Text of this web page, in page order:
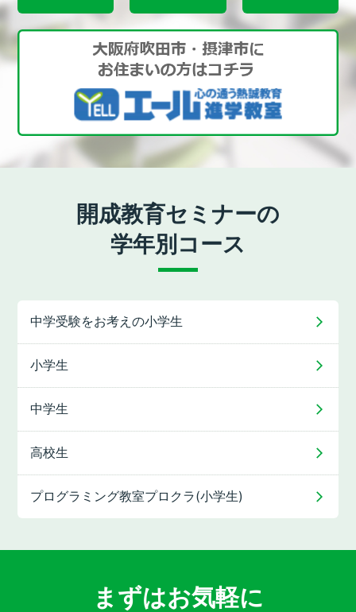
開成教育セミナーの
学年別コース
中学受験をお考えの小学生
小学生
中学生
高校生
プログラミング教室プロクラ(小学生)
まずはお気軽に